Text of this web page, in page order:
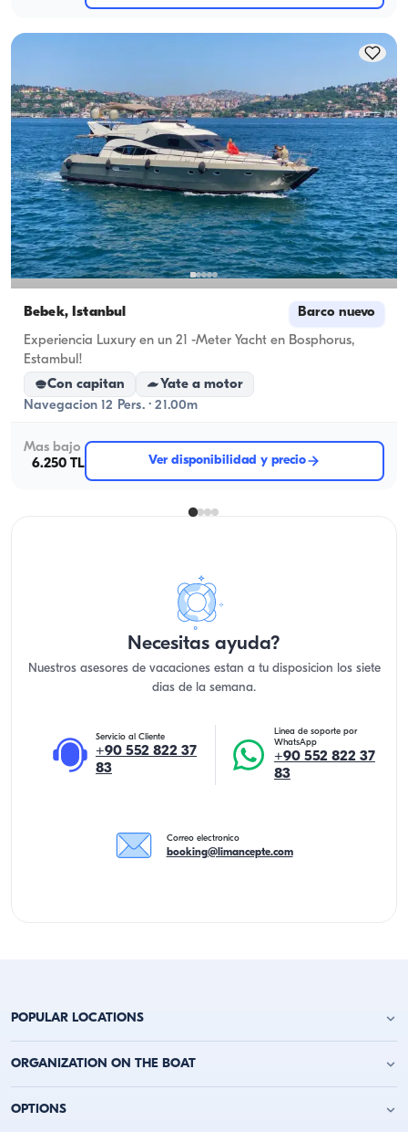
Bebek, İstanbul Barco nuevo
Experiencia Luxury en un 21 -Meter Yacht en Bosphorus,
Estambul!
Con capitan
Yate a motor
Navegacion 12 Pers. · 21.00m
Mas bajo
6.250 TL
Ver disponibilidad y precio
Necesitas ayuda?
Nuestros asesores de vacaciones estan a tu disposicion los siete
dias de la semana.
Servicio al Cliente
+90 552 822 37
83
Linea de soporte por
WhatsApp
+90 552 822 37
83
Correo electronico
booking@limancepte.com
POPULAR LOCATIONS
Alquiler de Yates en Antalya
Alquiler de Yates en Kaş
ORGANIZATION ON THE BOAT
Fiesta de Cumpleaños en Yate
OPTIONS